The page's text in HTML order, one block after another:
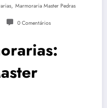
, Marmoraria Master Pedras
0 Comentários